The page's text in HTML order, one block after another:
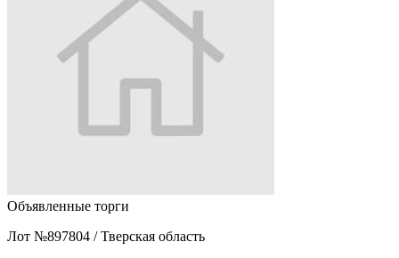
Объявленные торги
Лот №897804 / Тверская область